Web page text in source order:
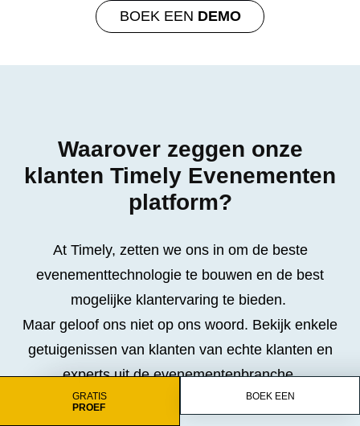
GRATIS
PROEF
BOEK EEN
BOEK EEN DEMO
Waarover zeggen onze
klanten Timely Evenementen
platform?
At Timely, zetten we ons in om de beste
evenementtechnologie te bouwen en de best
mogelijke klantervaring te bieden.
Maar geloof ons niet op ons woord. Bekijk enkele
getuigenissen van klanten van echte klanten en
experts uit de evenementenbranche.